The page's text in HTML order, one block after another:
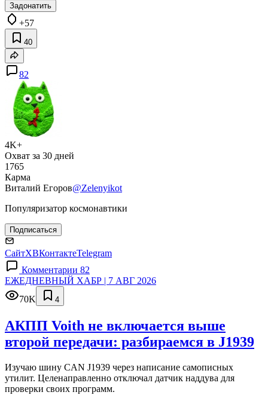
Задонатить
+57
40
82
4K+
Охват за 30 дней
1765
Карма
Виталий Егоров@Zelenyikot
Популяризатор космонавтики
Подписаться
СайтXВКонтактеTelegram
Комментарии 82
ЕЖЕДНЕВНЫЙ ХАБР | 7 АВГ 2026
70K
4
АКПП Voith не включается выше
второй передачи: разбираемся в J1939
Изучаю шину CAN J1939 через написание самописных
утилит. Целенаправленно отключал датчик наддува для
проверки своих программ.